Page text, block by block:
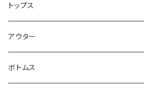
CROSSJAM
carhartt
Dickies
トップス
Tシャツ
シャツ
アウター
ボトムス